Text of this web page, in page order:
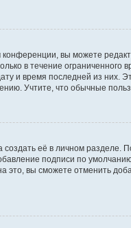
вы можете
в течение
и время последней из
Учтите, что обычные
её в личном разделе.
подписи по
это, вы сможете отменить